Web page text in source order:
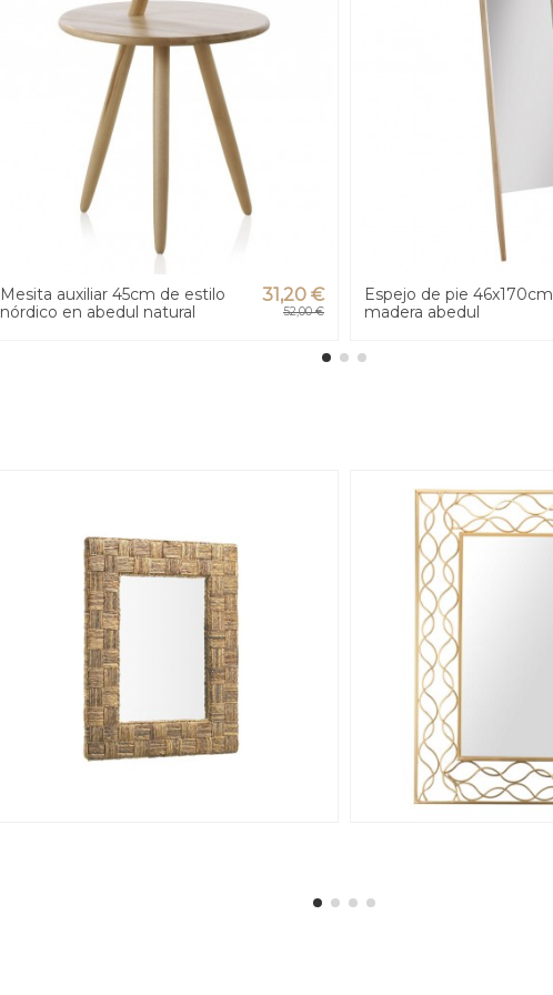
Mesita auxiliar 45cm de estilo
nórdico en abedul natural
31,20 €
52,00 €
Espejo de pie 46x170cm
madera abedul